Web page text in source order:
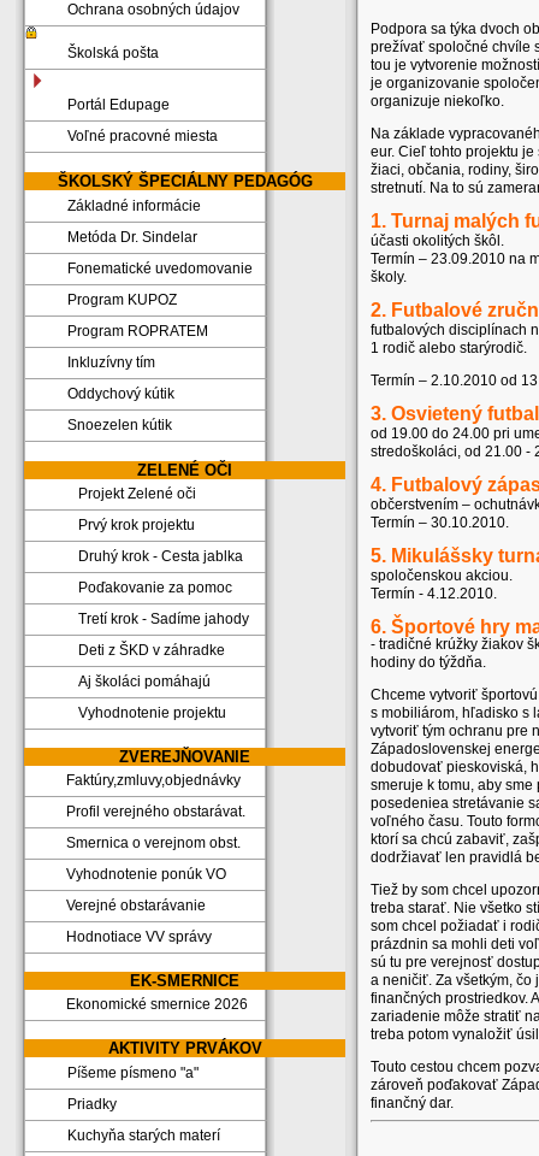
Ochrana osobných údajov
Školská pošta
Portál Edupage
Voľné pracovné miesta
ŠKOLSKÝ ŠPECIÁLNY PEDAGÓG
Základné informácie
Metóda Dr. Sindelar
Fonematické uvedomovanie
Program KUPOZ
Program ROPRATEM
Inkluzívny tím
Oddychový kútik
Snoezelen kútik
ZELENÉ OČI
Projekt Zelené oči
Prvý krok projektu
Druhý krok - Cesta jablka
Poďakovanie za pomoc
Tretí krok - Sadíme jahody
Deti z ŠKD v záhradke
Aj školáci pomáhajú
Vyhodnotenie projektu
ZVEREJŇOVANIE
Faktúry,zmluvy,objednávky
Profil verejného obstarávat.
Smernica o verejnom obst.
Vyhodnotenie ponúk VO
Verejné obstarávanie
Hodnotiace VV správy
EK-SMERNICE
Ekonomické smernice 2026
AKTIVITY PRVÁKOV
Píšeme písmeno "a"
Priadky
Kuchyňa starých materí
Podpora sa týka dvoch
prežívať spoločné chvíle
tou je vytvorenie
je organizovanie
organizuje niekoľko.
Na základe
eur. Cieľ tohto projektu
žiaci, občania, rodiny,
stretnutí. Na to sú
1. Turnaj malých
účasti okolitých škôl.
Termín – 23.09.2010 na
školy.
2. Futbalové
futbalových disciplínach
1 rodič alebo starýrodič.
Termín – 2.10.2010 od
3. Osvietený
od 19.00 do 24.00 pri
stredoškoláci, od 21.00 -
4. Futbalový
občerstvením –
Termín – 30.10.2010.
5. Mikulášsky
spoločenskou akciou.
Termín - 4.12.2010.
6. Športové hry
- tradičné krúžky žiakov
hodiny do týždňa.
Chceme vytvoriť
s mobiliárom, hľadisko s
vytvoriť tým ochranu pre
Západoslovenskej
dobudovať pieskoviská,
smeruje k tomu, aby
posedeniea stretávanie
voľného času. Touto
ktorí sa chcú zabaviť,
dodržiavať len pravidlá
Tiež by som chcel
treba starať. Nie všetko
som chcel požiadať i
prázdnin sa mohli deti
sú tu pre verejnosť
a neničiť. Za všetkým, čo
finančných prostriedkov.
zariadenie môže stratiť
treba potom vynaložiť
Touto cestou chcem
zároveň poďakovať
finančný dar.